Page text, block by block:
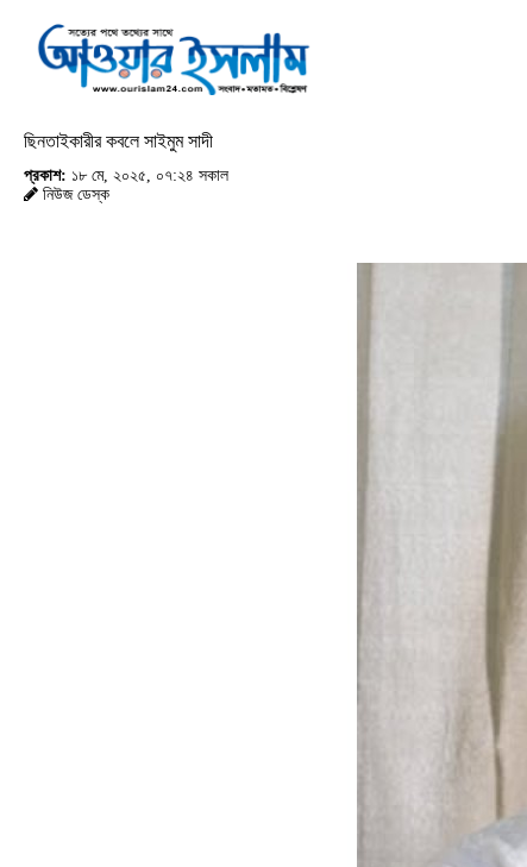
ছিনতাইকারীর কবলে সাইমুম সাদী
প্রকাশ: ১৮ মে, ২০২৫, ০৭:২৪ সকাল
নিউজ ডেস্ক